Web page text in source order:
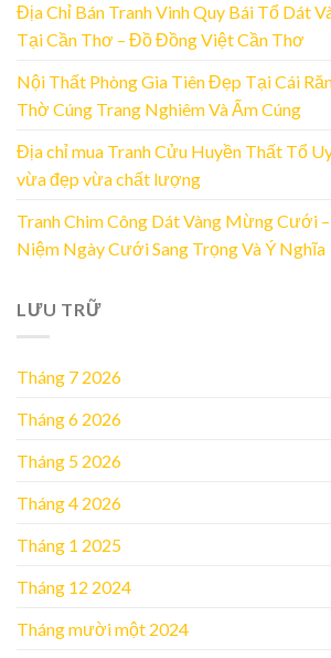
Địa Chỉ Bán Tranh Vinh Quy Bái Tổ Dát
Tại Cần Thơ – Đồ Đồng Việt Cần Thơ
Nội Thất Phòng Gia Tiên Đẹp Tại Cái
Thờ Cúng Trang Nghiêm Và Ấm Cúng
Địa chỉ mua Tranh Cửu Huyền Thất Tổ
vừa đẹp vừa chất lượng
Tranh Chim Công Dát Vàng Mừng Cưới
Niệm Ngày Cưới Sang Trọng Và Ý Nghĩa
LƯU TRỮ
Tháng 7 2026
Tháng 6 2026
Tháng 5 2026
Tháng 4 2026
Tháng 1 2025
Tháng 12 2024
Tháng mười một 2024